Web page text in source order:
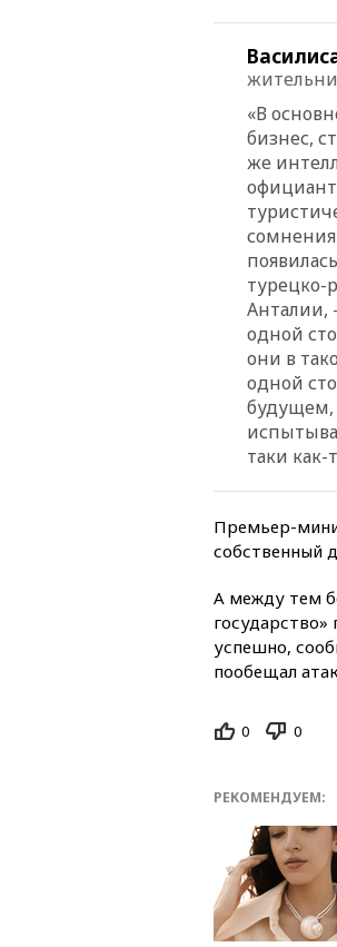
«В
бизнес,
же
турецко-
Анталии,
одной
они в
одной
будущем,
таки
Премьер-
собственный
А между тем
успешно,
пообещал
0 0
РЕКОМЕНДУЕМ: